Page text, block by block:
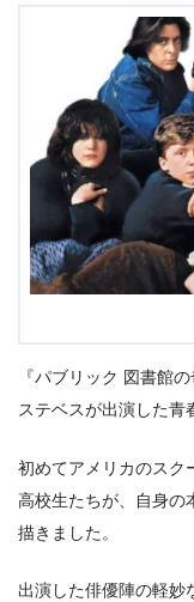
＼＼31
今す
『パブリック 図書館
ステベスが出演した青
初めてアメリカのスク
高校生たちが、自身の
描きました。
出演した俳優陣の軽妙